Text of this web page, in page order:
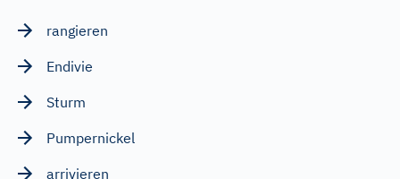
rangieren
Endivie
Sturm
Pumpernickel
arrivieren